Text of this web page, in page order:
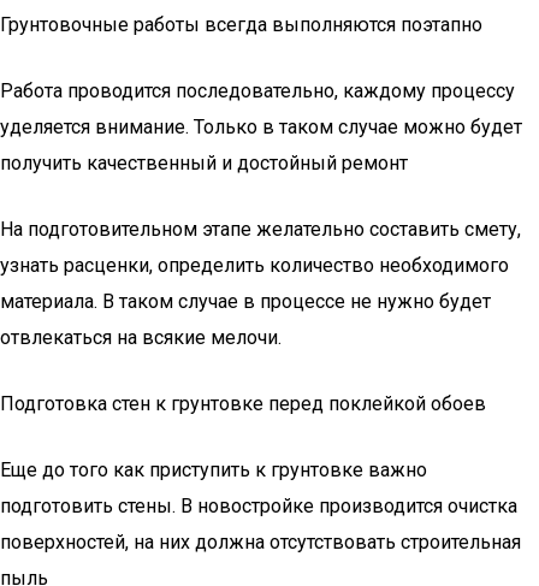
Грунтовочные работы всегда выполняются поэтапно
Работа проводится последовательно, каждому процессу
уделяется внимание. Только в таком случае можно будет
получить качественный и достойный ремонт
На подготовительном этапе желательно составить смету,
узнать расценки, определить количество необходимого
материала. В таком случае в процессе не нужно будет
отвлекаться на всякие мелочи.
Подготовка стен к грунтовке перед поклейкой обоев
Еще до того как приступить к грунтовке важно
подготовить стены. В новостройке производится очистка
поверхностей, на них должна отсутствовать строительная
пыль